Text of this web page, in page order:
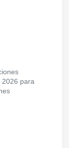
2026 para